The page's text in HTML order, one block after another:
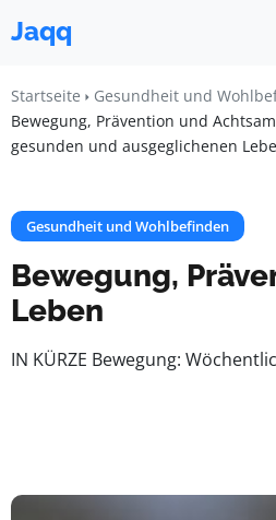
Jaqq
Startseite
Gesundheit und
Bewegung, Prävention und
gesunden und ausgeglichenen
Gesundheit und Wohlbefinden
Bewegung,
Leben
IN KÜRZE Bewegung: